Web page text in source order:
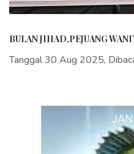
BULAN JIHAD,PEJUANG
Tanggal 30 Aug 2025,